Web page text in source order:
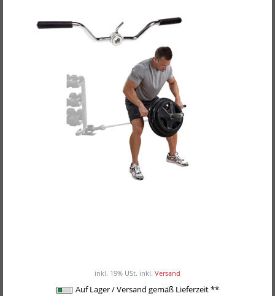
inkl. 19% USt. inkl. Versand
Auf Lager / Versand gemäß Lieferzeit **